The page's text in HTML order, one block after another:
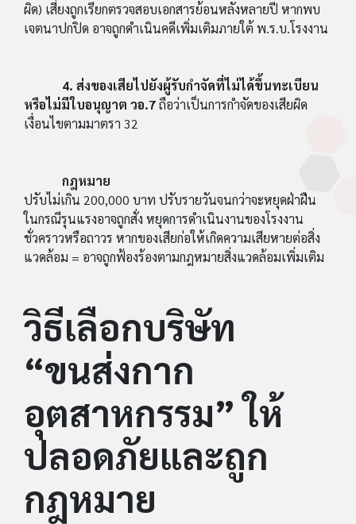
ผิด) เสี่ยงถูกเรียกตรวจสอบเอกสารย้อนหลังหลายปี หากพบ
เจตนาปกปิด อาจถูกดำเนินคดีเพิ่มเติมภายใต้ พ.ร.บ.โรงงาน
4. ส่งของเสียไปยังผู้รับกำจัดที่ไม่ได้ขึ้นทะเบียน
หรือไม่มีใบอนุญาต วอ.7ถือว่าเป็นการกำจัดของเสียผิด
เงื่อนไขตามมาตรา 32
กฎหมาย
ปรับไม่เกิน 200,000 บาท ปรับรายวันจนกว่าจะหยุดฝ่าฝืน
ในกรณีรุนแรงอาจถูกสั่ง หยุดการดำเนินงานของโรงงาน
ชั่วคราวหรือถาวร หากของเสียก่อให้เกิดความเสียหายต่อสิ่ง
แวดล้อม = อาจถูกฟ้องร้องตามกฎหมายสิ่งแวดล้อมเพิ่มเติม
วิธีเลือกบริษัท
“ขนส่งกาก
อุตสาหกรรม” ให้
ปลอดภัยและถูก
กฎหมาย